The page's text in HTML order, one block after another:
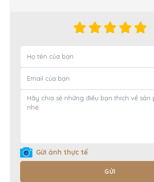
Gửi ảnh thực tế
GỬI